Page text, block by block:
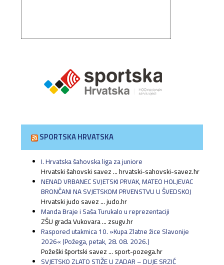
SPORTSKA HRVATSKA
I. Hrvatska šahovska liga za juniore
Hrvatski šahovski savez ... hrvatski-sahovski-savez.hr
NENAD VRBANEC SVJETSKI PRVAK, MATEO HOLJEVAC
BRONČANI NA SVJETSKOM PRVENSTVU U ŠVEDSKOJ
Hrvatski judo savez ... judo.hr
Manda Braje i Saša Turukalo u reprezentaciji
ZŠU grada Vukovara ... zsugv.hr
Raspored utakmica 10. »Kupa Zlatne žice Slavonije
2026« (Požega, petak, 28. 08. 2026.)
Požeški športski savez ... sport-pozega.hr
SVJETSKO ZLATO STIŽE U ZADAR – DUJE SRZIĆ